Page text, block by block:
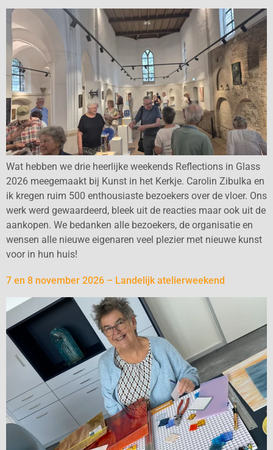
Wat hebben we drie heerlijke weekends Reflections in Glass
2026 meegemaakt bij Kunst in het Kerkje. Carolin Zibulka en
ik kregen ruim 500 enthousiaste bezoekers over de vloer. Ons
werk werd gewaardeerd, bleek uit de reacties maar ook uit de
aankopen. We bedanken alle bezoekers, de organisatie en
wensen alle nieuwe eigenaren veel plezier met nieuwe kunst
voor in hun huis!
7 en 8 november 2026 – Landelijk atelierweekend